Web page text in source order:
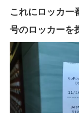
これにロッカー
号のロッカーを